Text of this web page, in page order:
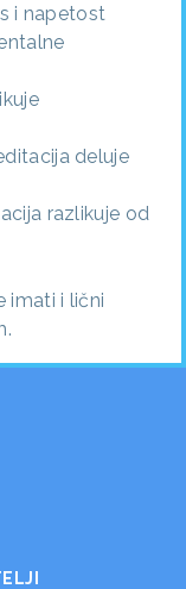
i napetost
deluje
razlikuje od
imati i lični